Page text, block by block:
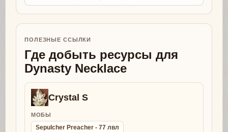
ПОЛЕЗНЫЕ ССЫЛКИ
Где добыть ресурсы для
Dynasty Necklace
Crystal S
МОБЫ
Sepulcher Preacher - 77 лвл